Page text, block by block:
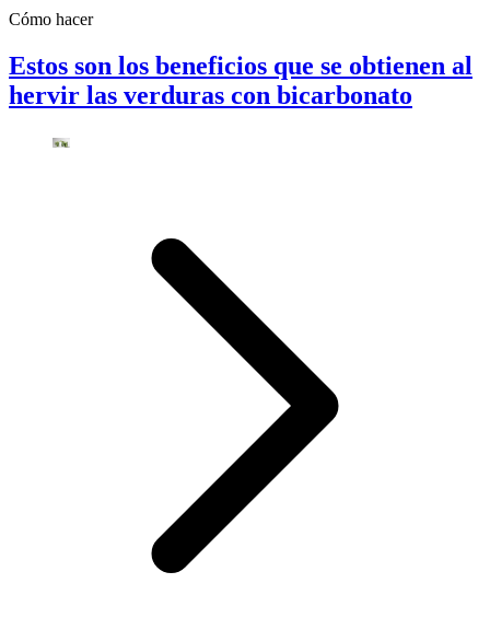
Cómo hacer
Estos son los beneficios que se obtienen al
hervir las verduras con bicarbonato